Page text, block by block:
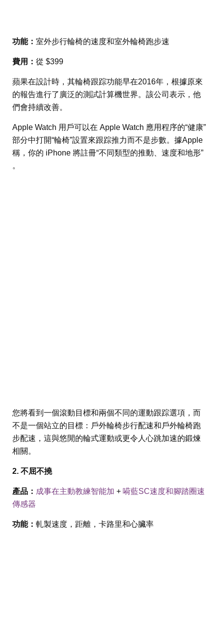
功能： 室外步行輪椅的速度和室外輪椅跑步速
費用： 從 $399
蘋果在設計時，其輪椅跟踪功能早在2016年，根據原來
的報告進行了廣泛的測試計算機世界。該公司表示，他
們會持續改善。
Apple Watch 用戶可以在 Apple Watch 應用程序的“健康”
部分中打開“輪椅”設置來跟踪推力而不是步數。據Apple
稱，你的 iPhone 將註冊“不同類型的推動、速度和地形”
。
您將看到一個滾動目標和兩個不同的運動跟踪選項，而
不是一個站立的目標：戶外輪椅步行配速和戶外輪椅跑
步配速，這與悠閒的輪式運動或更令人心跳加速的鍛煉
相關。
2. 不屈不撓
產品： 成事在主動教練智能加 + 嗬藍SC速度和腳踏圈速
傳感器
功能： 軋製速度，距離，卡路里和心臟率